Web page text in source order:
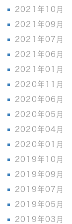
2021年10月
2021年09月
2021年07月
2021年06月
2021年01月
2020年11月
2020年06月
2020年05月
2020年04月
2020年01月
2019年10月
2019年09月
2019年07月
2019年05月
2019年03月